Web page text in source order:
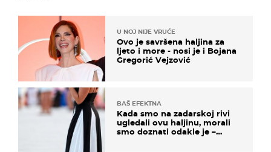
U NOJ NIJE VRUĆE
Ovo je savršena haljina za
ljeto i more - nosi je i Bojana
Gregorić Vejzović
BAŠ EFEKTNA
Kada smo na zadarskoj rivi
ugledali ovu haljinu, morali
smo doznati odakle je –